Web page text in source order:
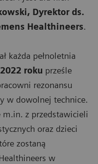
Dyrektor ds.
Healthineers.
każda pełnoletnia
roku prześle
rezonansu
w dowolnej technice.
m.in. z przedstawicieli
oraz dzieci
zostaną
w